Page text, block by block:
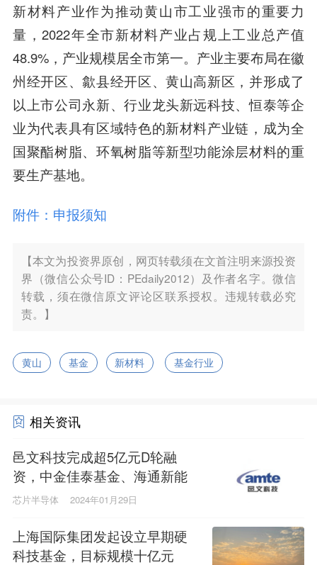
新材料产业作为推动黄山市工业强市的重要力
量，2022年全市新材料产业占规上工业总产值
48.9%，产业规模居全市第一。产业主要布局在徽
州经开区、歙县经开区、黄山高新区，并形成了
以上市公司永新、行业龙头新远科技、恒泰等企
业为代表具有区域特色的新材料产业链，成为全
国聚酯树脂、环氧树脂等新型功能涂层材料的重
要生产基地。
附件：申报须知
【本文为投资界原创，网页转载须在文首注明来源投资
界（微信公众号ID：PEdaily2012）及作者名字。微信
转载，须在微信原文评论区联系授权。违规转载必究
责。】
黄山 基金 新材料 基金行业
相关资讯
邑文科技完成超5亿元D轮融
资，中金佳泰基金、海通新能
源领投
芯片半导体 2024年01月29日
上海国际集团发起设立早期硬
科技基金，目标规模十亿元